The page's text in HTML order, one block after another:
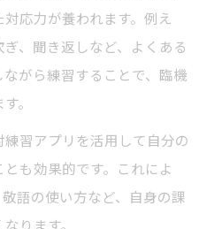
応力が養われます。例え
、聞き返しなど、よくある
がら練習することで、臨機
。
習アプリを活用して自分の
も効果的です。これによ
語の使い方など、自身の課
ります。